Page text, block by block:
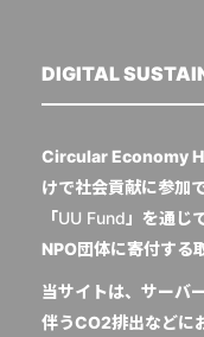
DIGITAL
Circular Economy
けで社会貢献に参加
「UU Fund 」を通じ
NPO団体に寄付する
当サイトは、サーバ
伴うCO2排出などに